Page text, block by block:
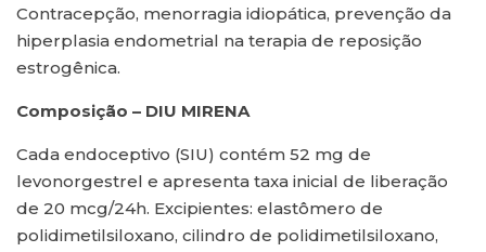
Contracepção, menorragia idiopática, prevenção da
hiperplasia endometrial na terapia de reposição
estrogênica.
Composição – DIU MIRENA
Cada endoceptivo (SIU) contém 52 mg de
levonorgestrel e apresenta taxa inicial de liberação
de 20 mcg/24h. Excipientes: elastômero de
polidimetilsiloxano, cilindro de polidimetilsiloxano,